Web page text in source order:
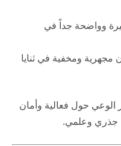
وواضحة جداً في
مجهرية ومخفية في ثنايا
حول فعالية وأمان
وعلمي.